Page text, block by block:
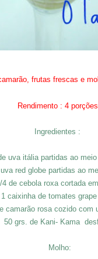
frutas frescas e
Rendimento : 4 porções
Ingredientes :
uva itália partidas ao
red globe partidas ao
4 de cebola roxa cortada
1 caixinha de tomates
camarão rosa cozido com
50 grs. de Kani- Kama
Molho: